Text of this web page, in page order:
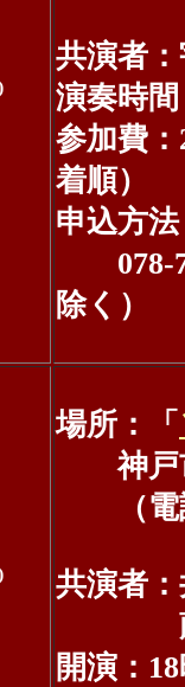
共演者
演奏時
参加費
着順）
申込方
078-
除く）
場所：「
神戸市
（電話
共演者
藤村
開演：